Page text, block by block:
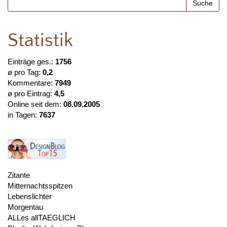
Statistik
Einträge ges.: 1756
ø pro Tag: 0,2
Kommentare: 7949
ø pro Eintrag: 4,5
Online seit dem: 08.09.2005
in Tagen: 7637
Zitante
Mitternachtsspitzen
Lebenslichter
Morgentau
ALLes allTAEGLICH